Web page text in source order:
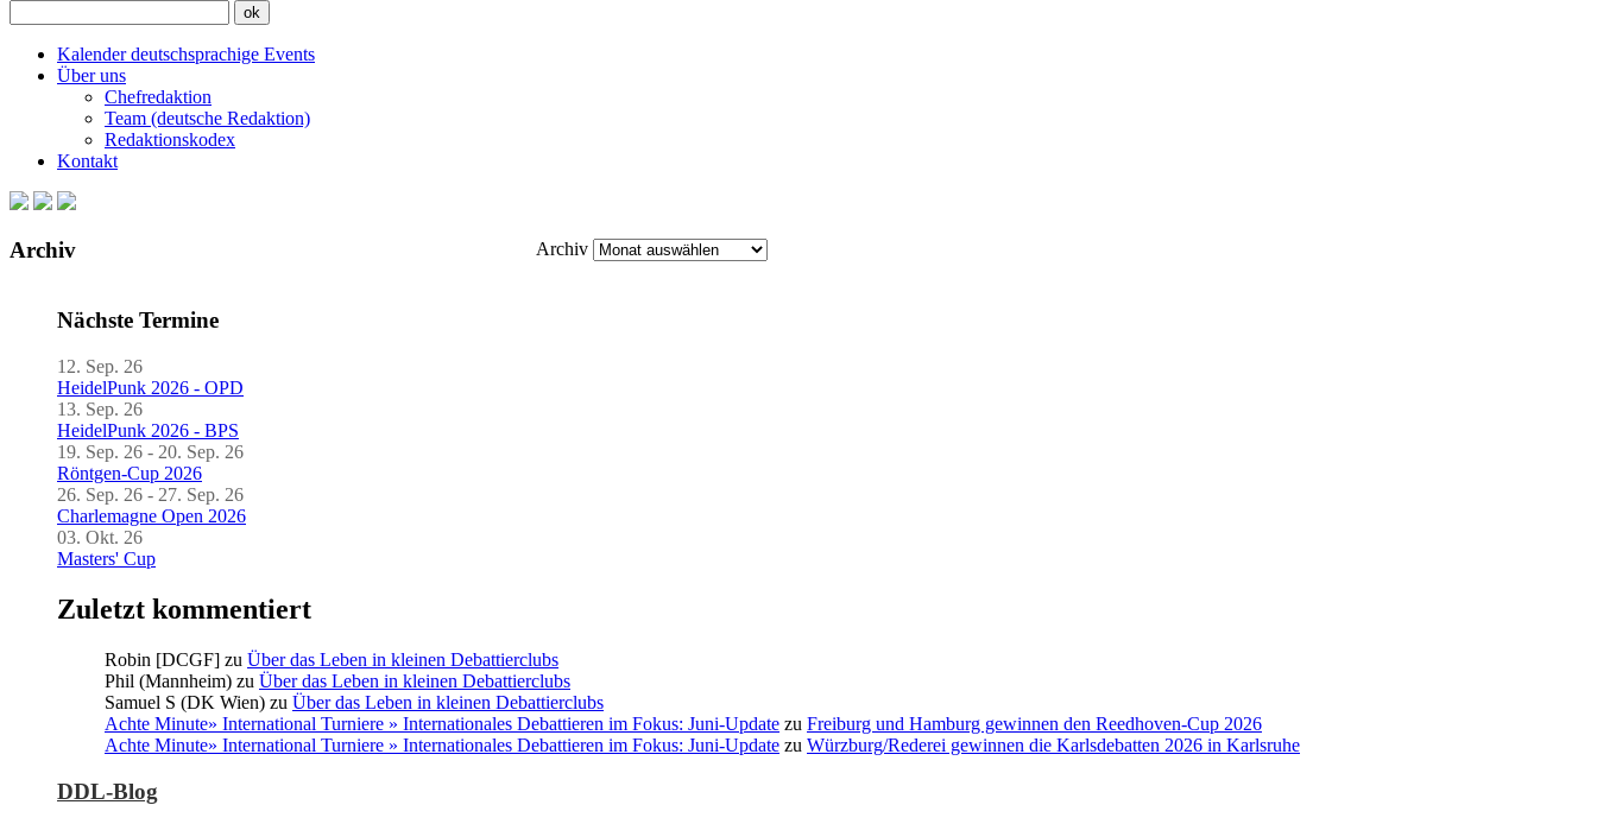
Kalender deutschsprachige Events
Über uns
Chefredaktion
Team (deutsche Redaktion)
Redaktionskodex
Kontakt
Archiv Archiv
Nächste Termine
12. Sep. 26
HeidelPunk 2026 - OPD
13. Sep. 26
HeidelPunk 2026 - BPS
19. Sep. 26 - 20. Sep. 26
Röntgen-Cup 2026
26. Sep. 26 - 27. Sep. 26
Charlemagne Open 2026
03. Okt. 26
Masters' Cup
Zuletzt kommentiert
Robin [DCGF] zu Über das Leben in kleinen Debattierclubs
Phil (Mannheim) zu Über das Leben in kleinen Debattierclubs
Samuel S (DK Wien) zu Über das Leben in kleinen Debattierclubs
Achte Minute» International Turniere » Internationales Debattieren im Fokus: Juni-Update zu Freiburg und Hamburg gewinnen den Reedhoven-Cup 2026
Achte Minute» International Turniere » Internationales Debattieren im Fokus: Juni-Update zu Würzburg/Rederei gewinnen die Karlsdebatten 2026 in Karlsruhe
DDL-Blog